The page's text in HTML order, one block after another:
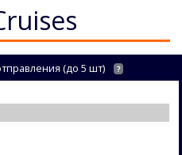
(до 5 шт) ?